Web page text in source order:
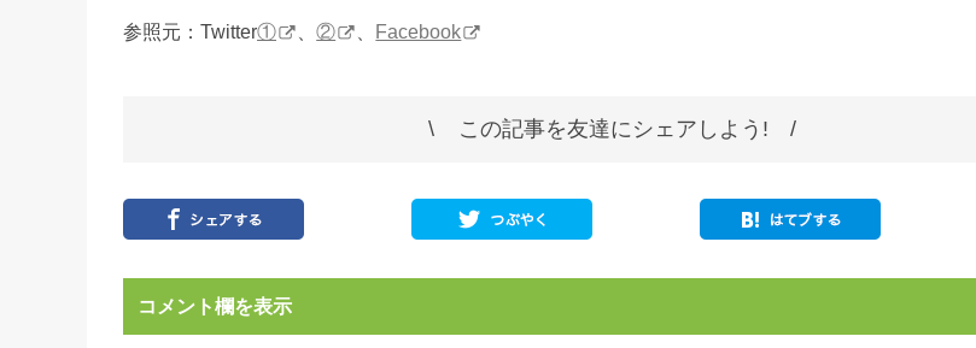
参照元：Twitter① 、② Facebook
この記事を友達にシェアしよう! /
コメント欄を表示